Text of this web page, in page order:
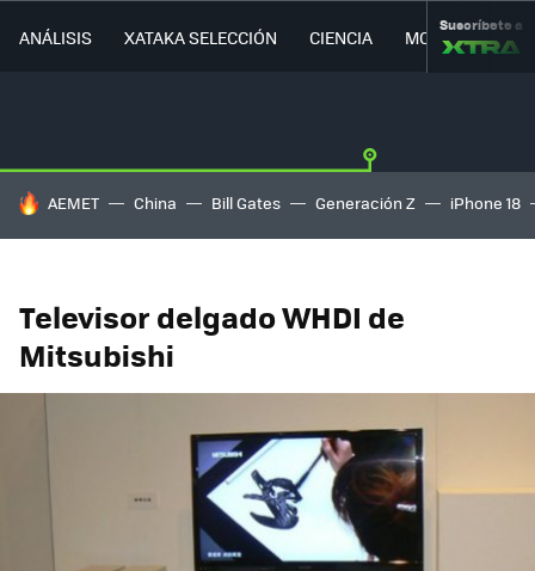
ANÁLISIS XATAKA SELECCIÓN CIENCIA MOVILIDAD
Suscríbete a
HOY SE HABLA DE
AEMET China Bill Gates Generación Z iPhone 18
Televisor delgado WHDI de
Mitsubishi